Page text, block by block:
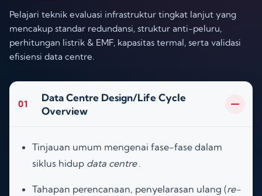
Pelajari teknik evaluasi infrastruktur tingkat lanjut yang
mencakup standar redundansi, struktur anti-peluru,
perhitungan listrik & EMF, kapasitas termal, serta validasi
efisiensi data centre.
01
Data Centre Design/Life Cycle
Overview
Tinjauan umum mengenai fase-fase dalam
siklus hidup data centre .
Tahapan perencanaan, penyelarasan ulang (re-